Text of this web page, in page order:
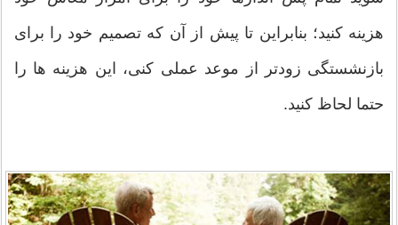
هزینه کنید؛ بنابراین تا پیش از آن که تصمیم خود را برای
بازنشستگی زودتر از موعد عملی کنی، این هزینه ها را
حتما لحاظ کنید.